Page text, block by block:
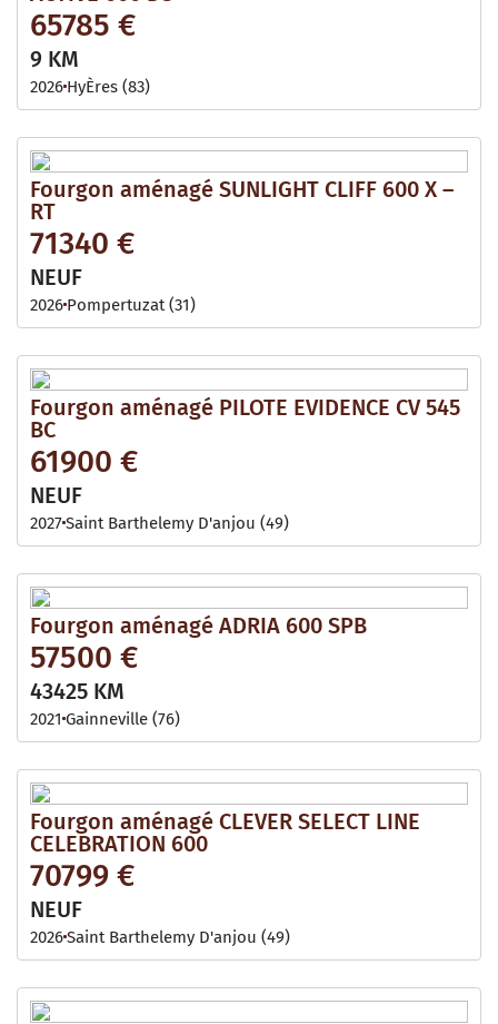
65785 €
9 KM
2026 HyÈres (83)
Fourgon aménagé SUNLIGHT CLIFF 600 X –
RT
71340 €
NEUF
2026 Pompertuzat (31)
Fourgon aménagé PILOTE EVIDENCE CV 545
BC
61900 €
NEUF
2027Saint Barthelemy D'anjou (49)
Fourgon aménagé ADRIA 600 SPB
57500 €
43425 KM
2021 Gainneville (76)
Fourgon aménagé CLEVER SELECT LINE
CELEBRATION 600
70799 €
NEUF
2026Saint Barthelemy D'anjou (49)